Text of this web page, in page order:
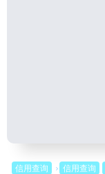
信用查询 信用查询